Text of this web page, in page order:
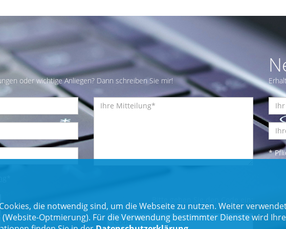
oder wichtige Anliegen? Dann schreiben Sie mir!
*
die notwendig sind, um die Webseite zu nutzen. Weiter
Optmierung). Für die Verwendung bestimmter Dienste wird